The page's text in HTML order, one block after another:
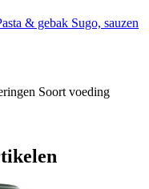
& gebak Sugo, sauzen
Soort voeding